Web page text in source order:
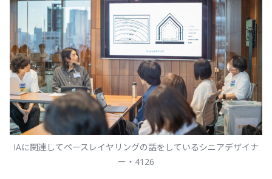
IAに関連してペースレイヤリングの話をしているシニアデザイナ
ー・4126